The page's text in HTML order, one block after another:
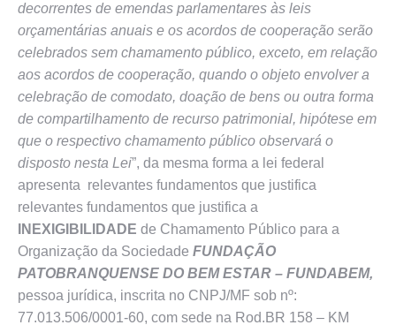
decorrentes de emendas parlamentares às leis
orçamentárias anuais e os acordos de cooperação serão
celebrados sem chamamento público, exceto, em relação
aos acordos de cooperação, quando o objeto envolver a
celebração de comodato, doação de bens ou outra forma
de compartilhamento de recurso patrimonial, hipótese em
que o respectivo chamamento público observará o
disposto nesta Lei”, da mesma forma a lei federal
apresenta relevantes fundamentos que justifica
relevantes fundamentos que justifica a
INEXIGIBILIDADE de Chamamento Público para a
Organização da Sociedade FUNDAÇÃO
PATOBRANQUENSE DO BEM ESTAR – FUNDABEM,
pessoa jurídica, inscrita no CNPJ/MF sob nº:
77.013.506/0001-60, com sede na Rod.BR 158 – KM